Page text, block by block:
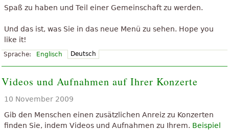
Spaß zu haben und Teil einer Gemeinschaft zu werden.
Und das ist, was Sie in das neue Menü zu sehen. Hope you
like it!
Sprache: Englisch Deutsch
Videos und Aufnahmen auf Ihrer Konzerte
10 November 2009
Gib den Menschen einen zusätzlichen Anreiz zu Konzerten
finden Sie, indem Videos und Aufnahmen zu Ihrem. Beispiel